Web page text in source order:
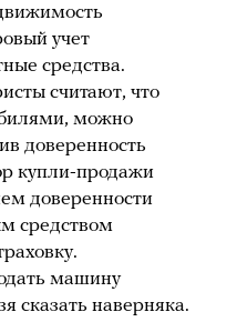
учет
средства.
считают, что
можно
доверенность
купли-продажи
доверенности
средством
машину
сказать наверняка.